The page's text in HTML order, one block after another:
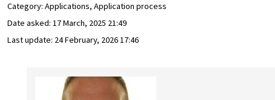
Category: Applications, Application process
Date asked: 17 March, 2025 21:49
Last update: 24 February, 2026 17:46